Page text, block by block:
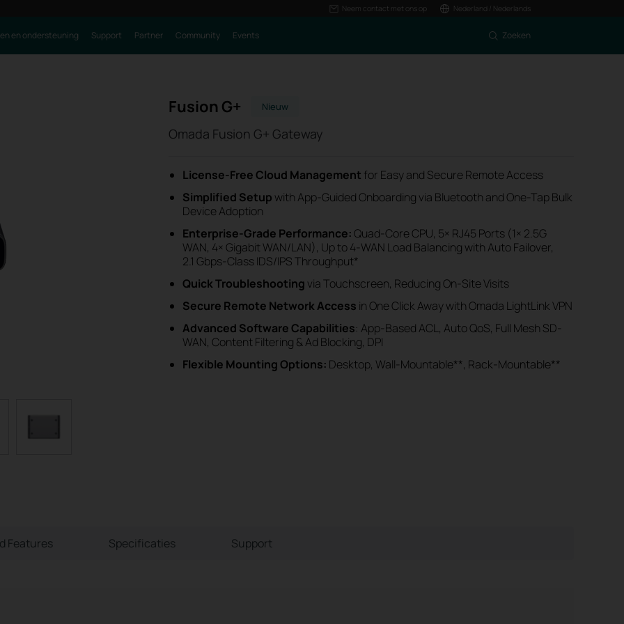
Neem contact met ons op Nederland / Nederlands
en ondersteuning Support Partner Community Events Zoeken
Fusion G+ Nieuw
Omada Fusion G+ Gateway
License‑Free Cloud Management for Easy and Secure Remote Access
Simplified Setup withApp-Guided Onboarding via Bluetooth and One-Tap Bulk
Device Adoption
Enterprise‑Grade Performance: Quad-Core CPU, 5× RJ45 Ports (1× 2.5G
WAN, 4× Gigabit WAN/LAN), Up to 4‑WAN Load Balancing with Auto Failover,
2.1 Gbps-Class IDS/IPS Throughput*
Quick Troubleshooting via Touchscreen, Reducing On-Site Visits
Secure Remote Network Access in One Click Away with Omada LightLink VPN
Advanced Software Capabilities: App‑Based ACL, Auto QoS, Full Mesh SD-
WAN, Content Filtering & Ad Blocking, DPI
Flexible Mounting Options: Desktop, Wall-Mountable**, Rack-Mountable**
Features Specificaties Support